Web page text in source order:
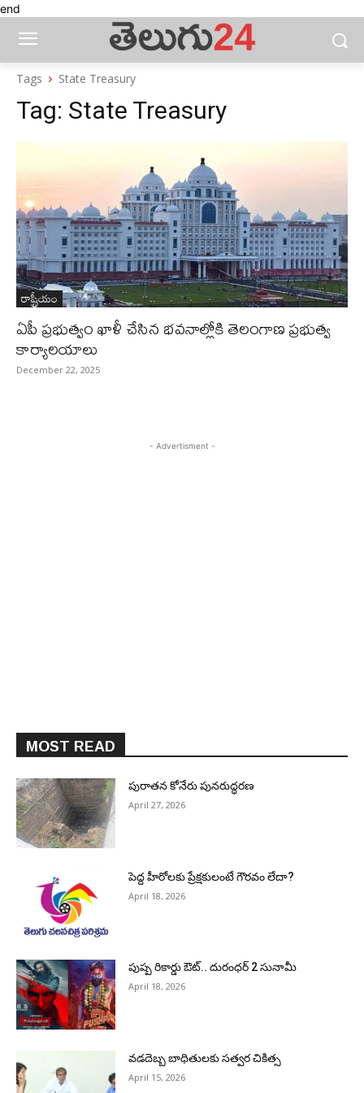
end
Tags State Treasury
Tag: State Treasury
రాష్ట్రీయం
ఏపీ ప్రభుత్వం ఖాళీ చేసిన భవనాల్లోకి తెలంగాణ ప్రభుత్వ
కార్యాలయాలు
December 22, 2025
- Advertisment -
MOST READ
పురాత‌న కోనేరు పున‌రుద్ధ‌ర‌ణ
April 27, 2026
పెద్ద హీరోల‌కు ప్రేక్ష‌కులంటే గౌర‌వం లేదా?
April 18, 2026
పుష్ప రికార్డు ఔట్‌.. దురంధ‌ర్ 2 సునామీ
April 18, 2026
వడదెబ్బ బాధితులకు సత్వర చికిత్స
April 15, 2026